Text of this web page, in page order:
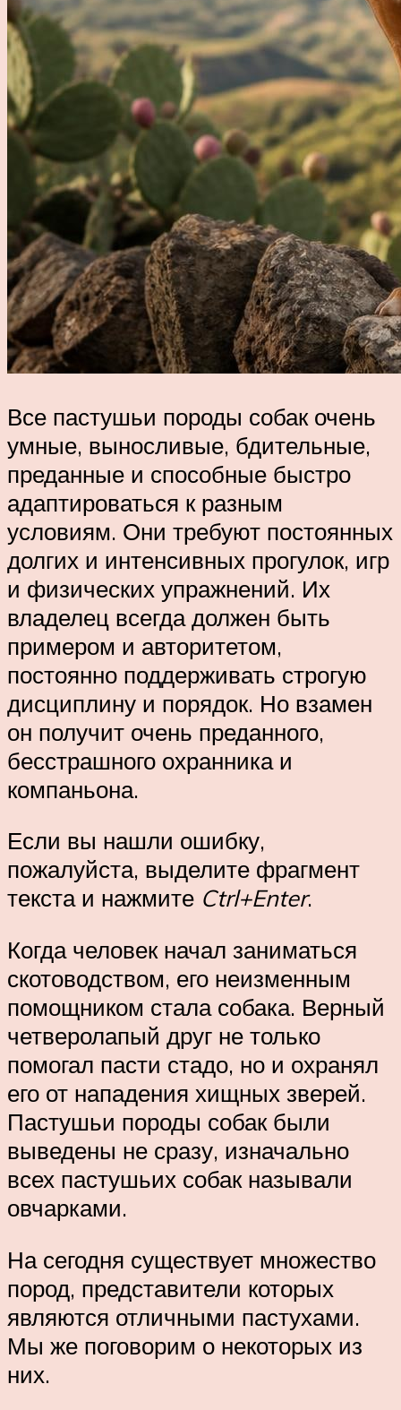
Все пастушьи породы собак очень
умные, выносливые, бдительные,
преданные и способные быстро
адаптироваться к разным
условиям. Они требуют постоянных
долгих и интенсивных прогулок, игр
и физических упражнений. Их
владелец всегда должен быть
примером и авторитетом,
постоянно поддерживать строгую
дисциплину и порядок. Но взамен
он получит очень преданного,
бесстрашного охранника и
компаньона.
Если вы нашли ошибку,
пожалуйста, выделите фрагмент
текста и нажмите Ctrl+Enter.
Когда человек начал заниматься
скотоводством, его неизменным
помощником стала собака. Верный
четверолапый друг не только
помогал пасти стадо, но и охранял
его от нападения хищных зверей.
Пастушьи породы собак были
выведены не сразу, изначально
всех пастушьих собак называли
овчарками.
На сегодня существует множество
пород, представители которых
являются отличными пастухами.
Мы же поговорим о некоторых из
них.